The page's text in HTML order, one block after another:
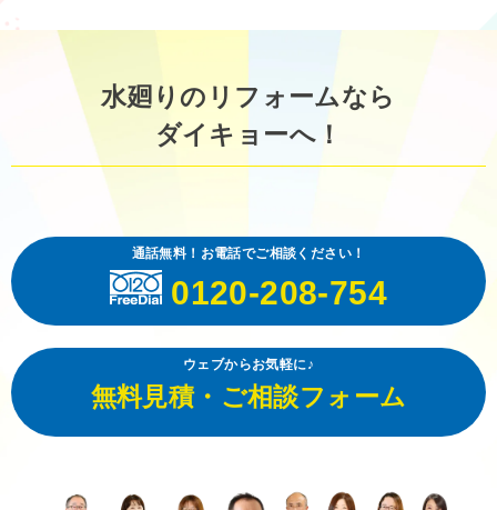
水廻りのリフォームなら
ダイキョーへ！
通話無料！お電話でご相談ください！
0120-208-754
ウェブからお気軽に♪
無料見積・ご相談フォーム